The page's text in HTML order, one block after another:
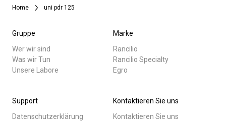
Home uni pdr 125
Gruppe
Wer wir sind
Was wir Tun
Unsere Labore
Marke
Rancilio
Rancilio Specialty
Egro
Support
Datenschutzerklärung
Kontaktieren Sie uns
Kontaktieren Sie uns